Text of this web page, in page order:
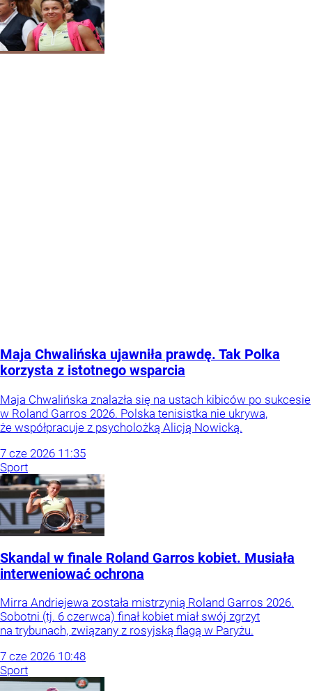
Maja Chwalińska ujawniła prawdę. Tak Polka
korzysta z istotnego wsparcia
Maja Chwalińska znalazła się na ustach kibiców po sukcesie
w Roland Garros 2026. Polska tenisistka nie ukrywa,
że współpracuje z psycholożką Alicją Nowicką.
7 cze 2026 11:35
Sport
Skandal w finale Roland Garros kobiet. Musiała
interweniować ochrona
Mirra Andriejewa została mistrzynią Roland Garros 2026.
Sobotni (tj. 6 czerwca) finał kobiet miał swój zgrzyt
na trybunach, związany z rosyjską flagą w Paryżu.
7 cze 2026 10:48
Sport